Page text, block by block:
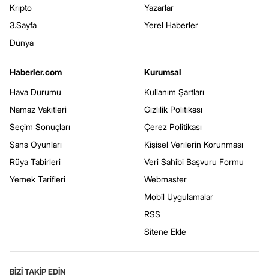
Kripto
3.Sayfa
Dünya
Yazarlar
Yerel Haberler
Haberler.com
Hava Durumu
Namaz Vakitleri
Seçim Sonuçları
Şans Oyunları
Rüya Tabirleri
Yemek Tarifleri
Kurumsal
Kullanım Şartları
Gizlilik Politikası
Çerez Politikası
Kişisel Verilerin Korunması
Veri Sahibi Başvuru Formu
Webmaster
Mobil Uygulamalar
RSS
Sitene Ekle
BİZİ TAKİP EDİN